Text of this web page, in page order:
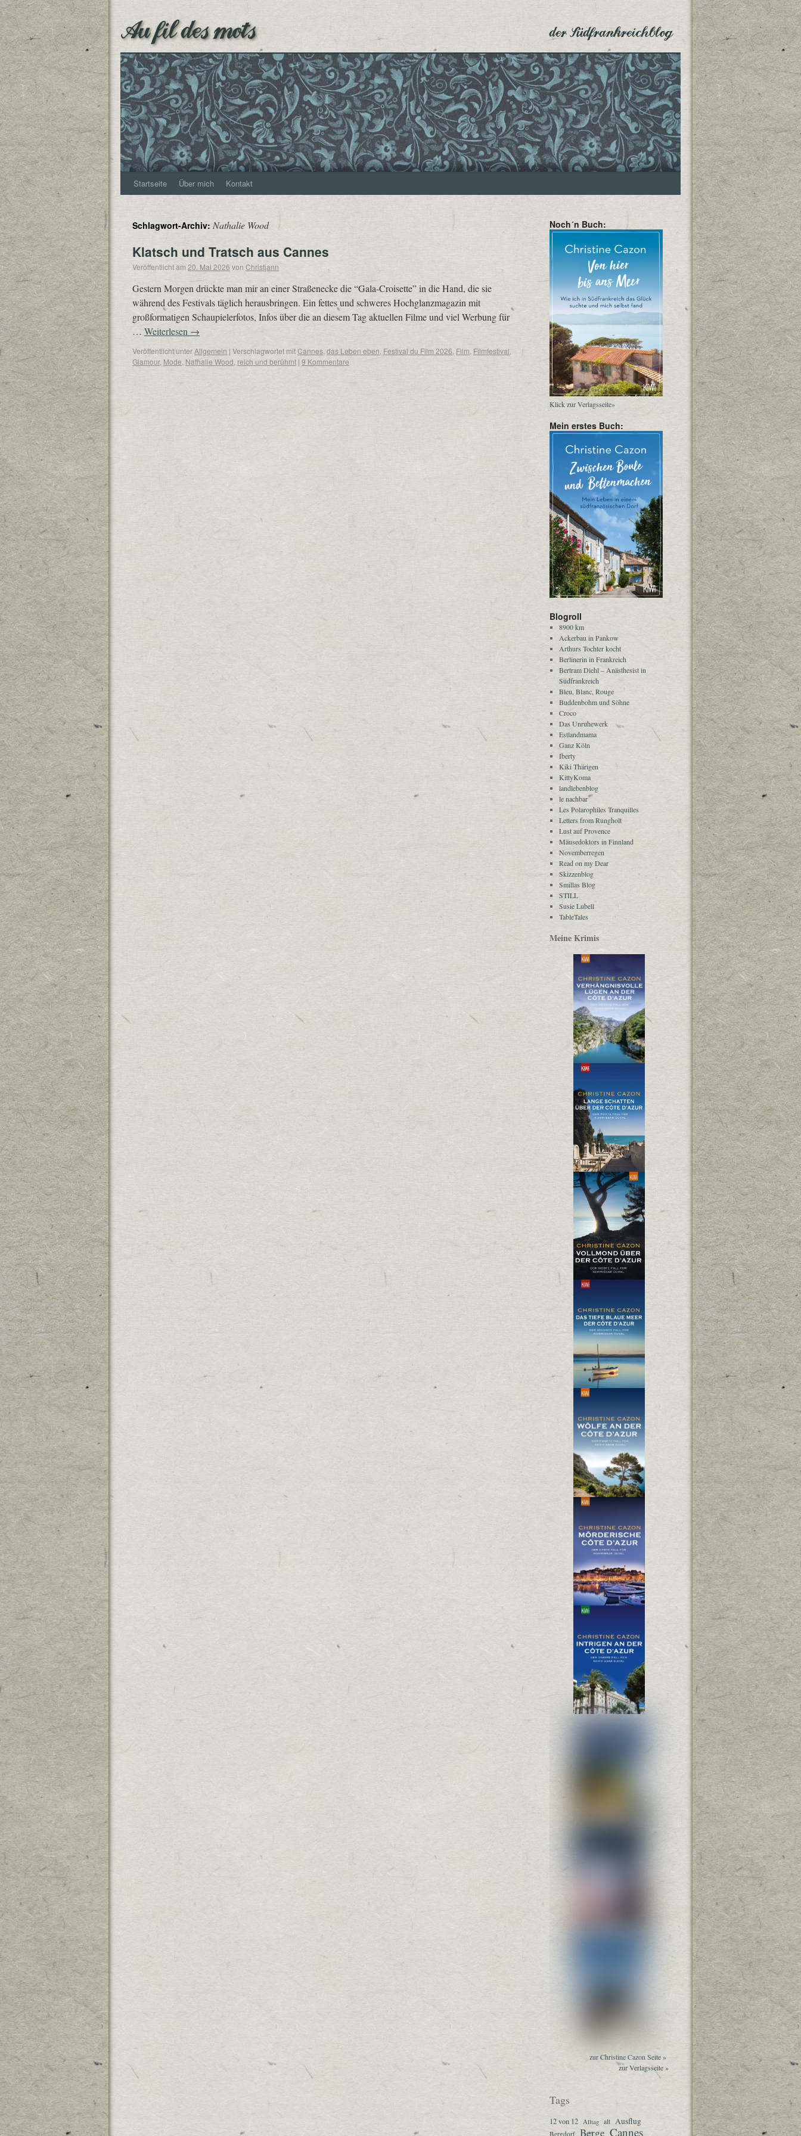
Au fil des mots der Südfrankreichblog
Startseite Über mich Kontakt
Schlagwort-Archiv: Nathalie Wood
Klatsch und Tratsch aus Cannes
Veröffentlicht am 20. Mai 2026 von Christjann
Gestern Morgen drückte man mir an einer Straßenecke die “Gala-Croisette” in die Hand, die sie
während des Festivals täglich herausbringen. Ein fettes und schweres Hochglanzmagazin mit
großformatigen Schaupielerfotos, Infos über die an diesem Tag aktuellen Filme und viel Werbung für
… Weiterlesen →
Veröffentlicht unterAllgemein | Verschlagwortet mitCannes das Leben eben, Festival du Film 2026 Film, Filmfestival
Glamour, Mode, Nathalie Wood reich und berühmt | 9 Kommentare
Noch´n Buch:
Klick zur Verlagsseite»
Mein erstes Buch:
Blogroll
8900 km
Ackerbau in Pankow
Arthurs Tochter kocht
Berlinerin in Frankreich
Bertram Diehl – Anästhesist in
Südfrankreich
Bleu, Blanc, Rouge
Buddenbohm und Söhne
Croco
Das Unruhewerk
Estlandmama
Ganz Köln
Iberty
Kiki Thärigen
KittyKoma
landlebenblog
le nachbar
Les Polarophiles Tranquilles
Letters from Rungholt
Lust auf Provence
Mäusedoktors in Finnland
Novemberregen
Read on my Dear
Skizzenblog
Smillas Blog
STILL
Susie Lubell
TableTales
Meine Krimis
zur Christine Cazon Seite »
zur Verlagsseite »
Tags
12 von 12 Alltag alt Ausflug
Bergdorf Berge Cannes